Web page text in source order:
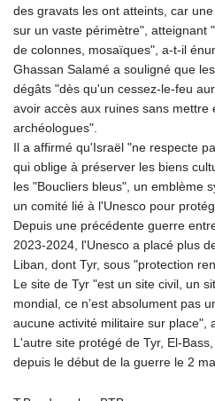
des gravats les ont atteints, car
sur un vaste périmètre", atteignant
de colonnes, mosaïques", a-t-il
Ghassan Salamé a souligné que
dégâts "dès qu'un cessez-le-feu
avoir accès aux ruines sans mettre
archéologues".
Il a affirmé qu'Israël "ne respecte
qui oblige à préserver les biens
les "Boucliers bleus", un emblème
un comité lié à l'Unesco pour
Depuis une précédente guerre
2023-2024, l'Unesco a placé plus
Liban, dont Tyr, sous "protection
Le site de Tyr "est un site civil, un
mondial, ce n’est absolument pas
aucune activité militaire sur place",
L'autre site protégé de Tyr,
depuis le début de la guerre le 2